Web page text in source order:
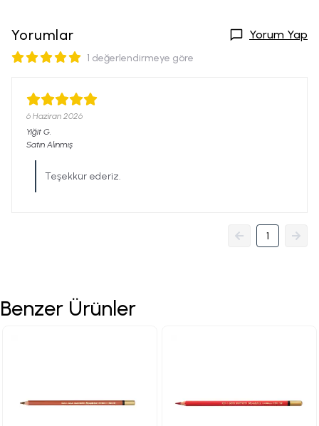
Yorumlar Yorum Yap
1 değerlendirmeye göre
6 Haziran 2026
Yiğit G.
Satın Alınmış
Teşekkür ederiz.
1
Benzer Ürünler